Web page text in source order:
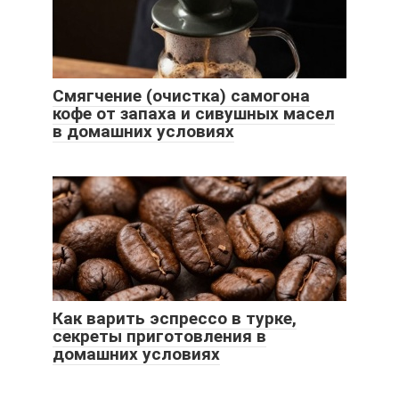
Смягчение (очистка) самогона
кофе от запаха и сивушных масел
в домашних условиях
Как варить эспрессо в турке,
секреты приготовления в
домашних условиях